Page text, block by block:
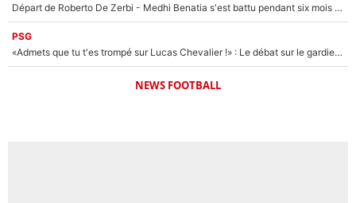
Départ de Roberto De Zerbi - Medhi Benatia s'est battu pendant six mois pour le retenir à l'OM, le PSG a été le naufrage de trop : «Je pars avec toi»
PSG
«Admets que tu t'es trompé sur Lucas Chevalier !» : Le débat sur le gardien du PSG vire au clash à l'After Foot
NEWS FOOTBALL